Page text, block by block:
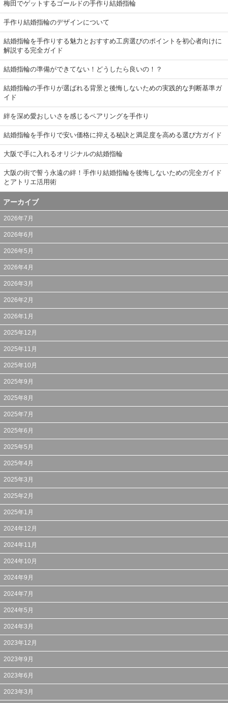
梅田でゲットするゴールドの手作り結婚指輪
手作り結婚指輪のデザインについて
結婚指輪を手作りする魅力とおすすめ工房選びのポイントを初心者向けに
解説する完全ガイド
結婚指輪の準備ができてない！どうしたら良いの！？
結婚指輪の手作りが選ばれる背景と後悔しないための実践的な判断基準ガ
イド
絆を深め愛おしいさを感じるペアリングを手作り
結婚指輪を手作りで安い価格に抑える秘訣と満足度を高める選び方ガイド
大阪で手に入れるオリジナルの結婚指輪
大阪の街で誓う永遠の絆！手作り結婚指輪を後悔しないための完全ガイド
とアトリエ活用術
アーカイブ
2026年7月
2026年6月
2026年5月
2026年4月
2026年3月
2026年2月
2026年1月
2025年12月
2025年11月
2025年10月
2025年9月
2025年8月
2025年7月
2025年6月
2025年5月
2025年4月
2025年3月
2025年2月
2025年1月
2024年12月
2024年11月
2024年10月
2024年9月
2024年7月
2024年5月
2024年3月
2023年12月
2023年9月
2023年6月
2023年3月